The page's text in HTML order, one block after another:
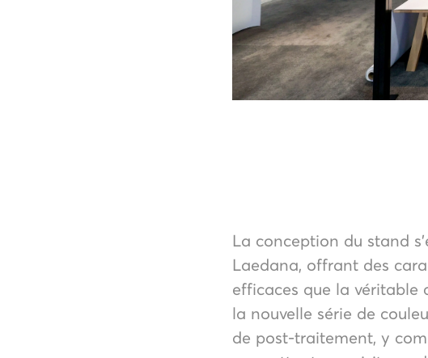
La conception du stand
Laedana, offrant des
efficaces que la véritable
la nouvelle série de
de post-traitement, y